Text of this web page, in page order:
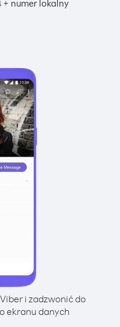
+ numer lokalny
i zadzwonić do
ekranu danych